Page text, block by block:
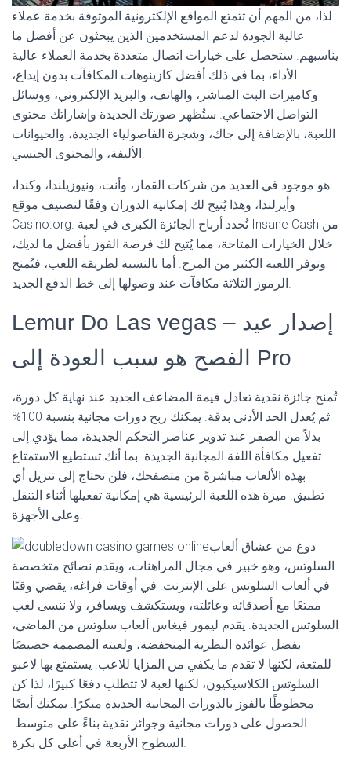
لذا، من المهم أن تتمتع المواقع الإلكترونية الموثوقة بخدمة عملاء
عالية الجودة لدعم المستخدمين الذين يبحثون عن أفضل ما
يناسبهم. ستحصل على خيارات اتصال متعددة بخدمة العملاء عالية
الأداء، بما في ذلك أفضل كازينوهات المكافآت بدون إيداع،
وكاميرات البث المباشر، والهاتف، والبريد الإلكتروني، ووسائل
التواصل الاجتماعي. ستُظهر صورتك الجديدة وإشاراتك محتوى
اللعبة، بالإضافة إلى جاك، وشجرة الفاصولياء الجديدة، والحيوانات
الأليفة، والمحتوى الجنسي.
هو موجود في العديد من شركات القمار، وأنت، ونيوزيلندا، وكندا،
وأيرلندا، وهذا يُتيح لك إمكانية الدوران وفقًا لتصنيف موقع
Casino.org. تُحدد أرباح الجائزة الكبرى في لعبة Insane Cash من
خلال الخيارات المتاحة، مما يُتيح لك فرصة الفوز بأفضل ما لديك،
وتوفر اللعبة الكثير من المرح. أما بالنسبة لطريقة اللعب، فتُمنح
الرموز الثلاثة مكافآت عند وصولها إلى خط الدفع الجديد.
Lemur Do Las vegas – إصدار عيد
الفصح هو سبب العودة إلى Pro
تُمنح جائزة نقدية تعادل قيمة المضاعف الجديد عند نهاية كل دورة،
ثم يُعدل الحد الأدنى بدقة. يمكنك ربح دورات مجانية بنسبة 100%
بدلاً من الصفر عند تدوير عناصر التحكم الجديدة، مما يؤدي إلى
تفعيل مكافأة اللفة المجانية الجديدة. بما أنك تستطيع الاستمتاع
بهذه الألعاب مباشرةً من متصفحك، فلن تحتاج إلى تنزيل أي
تطبيق. ميزة هذه اللعبة الرئيسية هي إمكانية تفعيلها أثناء التنقل
وعلى الأجهزة.
دوغ من عشاق ألعاب
السلوتس، وهو خبير في مجال المراهنات، ويقدم نصائح متخصصة
في ألعاب السلوتس على الإنترنت. في أوقات فراغه، يقضي وقتًا
ممتعًا مع أصدقائه وعائلته، ويستكشف ويسافر، ولا ننسى لعب
السلوتس الجديدة. يقدم ليمور فيغاس ألعاب سلوتس من الماضي،
بفضل عوائده النظرية المنخفضة، ولعبته المصممة خصيصًا
للمتعة، لكنها لا تقدم ما يكفي من المزايا للاعب. يستمتع بها لاعبو
السلوتس الكلاسيكيون، لكنها لعبة لا تتطلب دفعًا كبيرًا، لذا كن
محظوظًا بالفوز بالدورات المجانية الجديدة مبكرًا. يمكنك أيضًا
الحصول على دورات مجانية وجوائز نقدية بناءً على متوسط ​​​​
السطوح الأربعة في أعلى كل بكرة.